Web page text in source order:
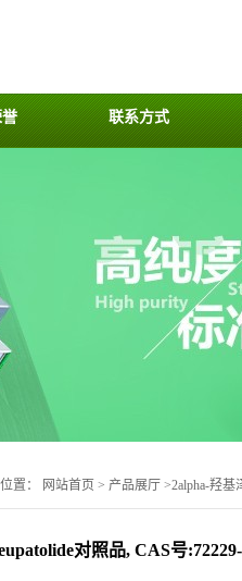
联系方式
置： 网站首页 > 产品展厅 >2alpha-羟基
对照品, CAS号